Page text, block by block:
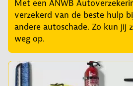
Met een ANWB
verzekerd van de beste hulp
andere autoschade. Zo kun jij
weg op.